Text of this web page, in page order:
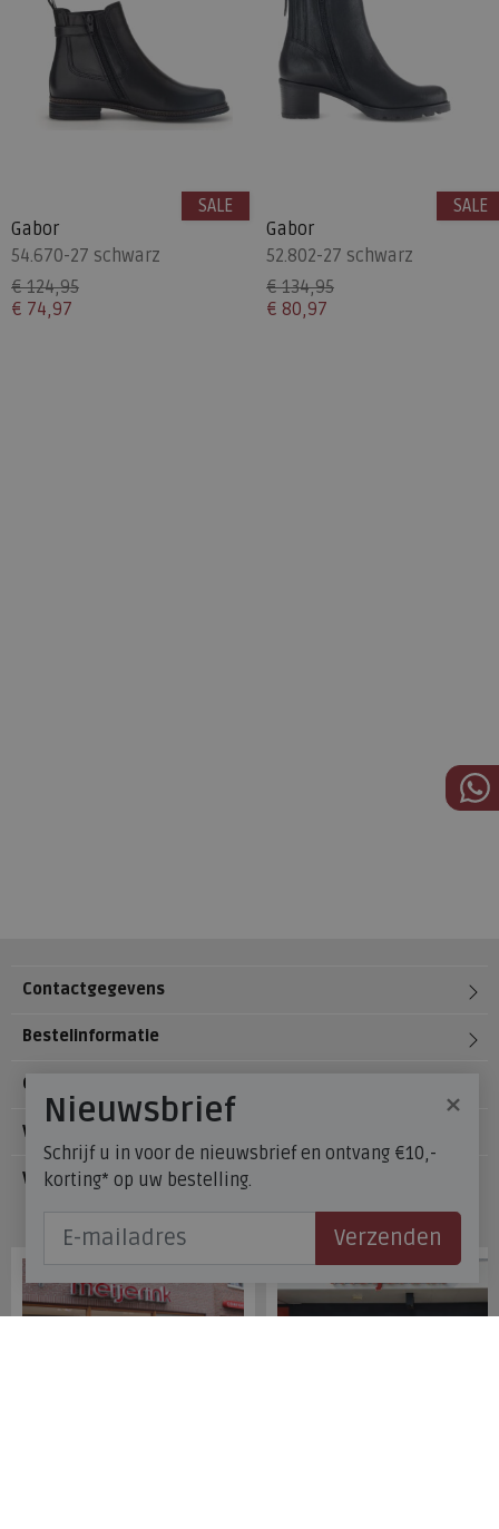
Gabor
54.670-27 schwarz
€ 124,95
€ 74,97
SALE
Gabor
52.802-27 schwarz
€ 134,95
€ 80,97
SALE
Contactgegevens
Bestelinformatie
Over Meijerink Schoenen
Voetzorg
Veelgestelde vragen
×
Nieuwsbrief
Schrijf u in voor de nieuwsbrief en ontvang €10,-
korting* op uw bestelling.
Verzenden